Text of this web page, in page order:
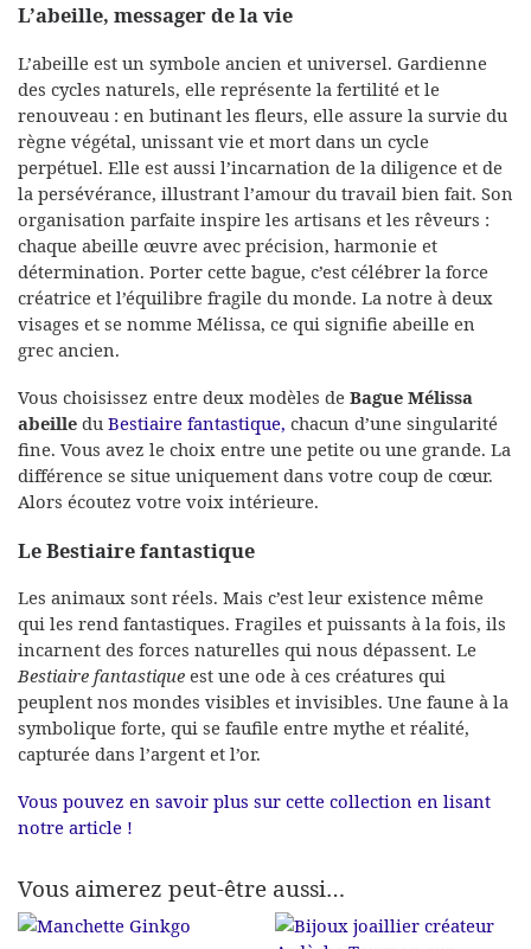
L’abeille, messager de la vie
L’abeille est un symbole ancien et universel. Gardienne
des cycles naturels, elle représente la fertilité et le
renouveau : en butinant les fleurs, elle assure la survie du
règne végétal, unissant vie et mort dans un cycle
perpétuel. Elle est aussi l’incarnation de la diligence et de
la persévérance, illustrant l’amour du travail bien fait. Son
organisation parfaite inspire les artisans et les rêveurs :
chaque abeille œuvre avec précision, harmonie et
détermination. Porter cette bague, c’est célébrer la force
créatrice et l’équilibre fragile du monde. La notre à deux
visages et se nomme Mélissa, ce qui signifie abeille en
grec ancien.
Vous choisissez entre deux modèles de Bague Mélissa
abeille du Bestiaire fantastique, chacun d’une singularité
fine. Vous avez le choix entre une petite ou une grande. La
différence se situe uniquement dans votre coup de cœur.
Alors écoutez votre voix intérieure.
Le Bestiaire fantastique
Les animaux sont réels. Mais c’est leur existence même
qui les rend fantastiques. Fragiles et puissants à la fois, ils
incarnent des forces naturelles qui nous dépassent. Le
Bestiaire fantastique est une ode à ces créatures qui
peuplent nos mondes visibles et invisibles. Une faune à la
symbolique forte, qui se faufile entre mythe et réalité,
capturée dans l’argent et l’or.
Vous pouvez en savoir plus sur cette collection en lisant
notre article !
Vous aimerez peut-être aussi…